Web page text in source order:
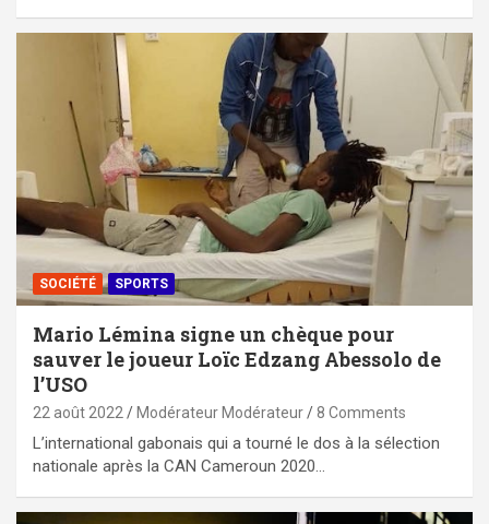
SOCIÉTÉ SPORTS
Mario Lémina signe un chèque pour
sauver le joueur Loïc Edzang Abessolo de
l’USO
22 août 2022 Modérateur Modérateur 8 Comments
L’international gabonais qui a tourné le dos à la sélection
nationale après la CAN Cameroun 2020…